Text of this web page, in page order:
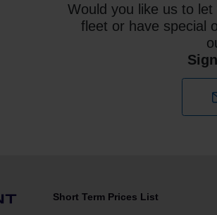
Would you like us to
fleet or have special
Short Term Prices List